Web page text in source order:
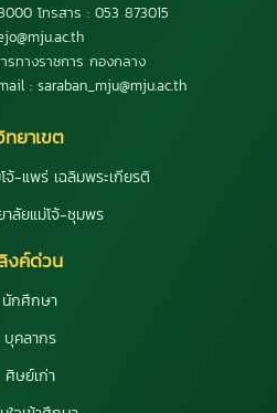
โทรสาร : 053 873015
รทางราชการ กองกลาง
: saraban_mju@mju.ac.th
ทยาเขต
จ้-แพร่ เฉลิมพระเกียรติ
าลัยแม่โจ้-ชุมพร
งค์ด่วน
นักศึกษา
บุคลากร
ศิษย์เก่า